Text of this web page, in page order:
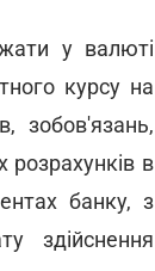
у валюті
курсу на
зобов'язань,
розрахунків в
банку, з
здійснення